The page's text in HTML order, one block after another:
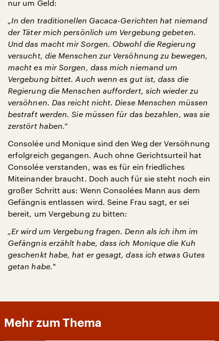
nur um Geld:
„In den traditionellen Gacaca-Gerichten hat niemand
der Täter mich persönlich um Vergebung gebeten.
Und das macht mir Sorgen. Obwohl die Regierung
versucht, die Menschen zur Versöhnung zu bewegen,
macht es mir Sorgen, dass mich niemand um
Vergebung bittet. Auch wenn es gut ist, dass die
Regierung die Menschen auffordert, sich wieder zu
versöhnen. Das reicht nicht. Diese Menschen müssen
bestraft werden. Sie müssen für das bezahlen, was sie
zerstört haben.“
Consolée und Monique sind den Weg der Versöhnung
erfolgreich gegangen. Auch ohne Gerichtsurteil hat
Consolée verstanden, was es für ein friedliches
Miteinander braucht. Doch auch für sie steht noch ein
großer Schritt aus: Wenn Consolées Mann aus dem
Gefängnis entlassen wird. Seine Frau sagt, er sei
bereit, um Vergebung zu bitten:
„Er wird um Vergebung fragen. Denn als ich ihm im
Gefängnis erzählt habe, dass ich Monique die Kuh
geschenkt habe, hat er gesagt, dass ich etwas Gutes
getan habe."
Mehr zum Thema